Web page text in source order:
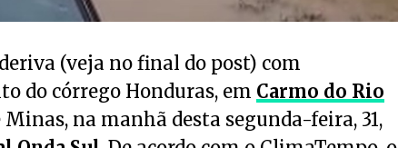
(veja no final do post) com
do córrego Honduras, em Carmo do Rio
Minas, na manhã desta segunda-feira, 31,